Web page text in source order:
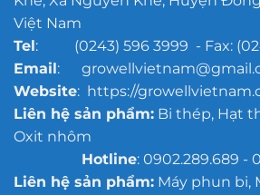
Việt Nam
Tel: (0243) 596 3999 - Fax:
Email:
Website: https://
Liên hệ sản phẩm:Bi thép, Hạt
Oxit nhôm
Hotline: 0902.289.689 -
Liên hệ sản phẩm:Máy phun bi,